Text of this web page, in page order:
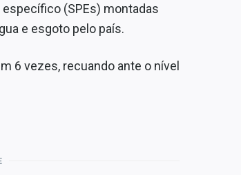
(SPEs) montadas
e esgoto pelo país.
6 vezes, recuando ante o nível